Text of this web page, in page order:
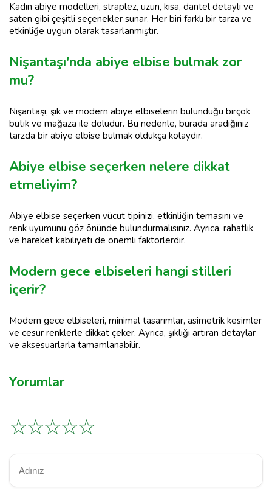
Kadın abiye modelleri, straplez, uzun, kısa, dantel detaylı ve
saten gibi çeşitli seçenekler sunar. Her biri farklı bir tarza ve
etkinliğe uygun olarak tasarlanmıştır.
Nişantaşı'nda abiye elbise bulmak zor
mu?
Nişantaşı, şık ve modern abiye elbiselerin bulunduğu birçok
butik ve mağaza ile doludur. Bu nedenle, burada aradığınız
tarzda bir abiye elbise bulmak oldukça kolaydır.
Abiye elbise seçerken nelere dikkat
etmeliyim?
Abiye elbise seçerken vücut tipinizi, etkinliğin temasını ve
renk uyumunu göz önünde bulundurmalısınız. Ayrıca, rahatlık
ve hareket kabiliyeti de önemli faktörlerdir.
Modern gece elbiseleri hangi stilleri
içerir?
Modern gece elbiseleri, minimal tasarımlar, asimetrik kesimler
ve cesur renklerle dikkat çeker. Ayrıca, şıklığı artıran detaylar
ve aksesuarlarla tamamlanabilir.
Yorumlar
☆
☆
☆
☆
☆